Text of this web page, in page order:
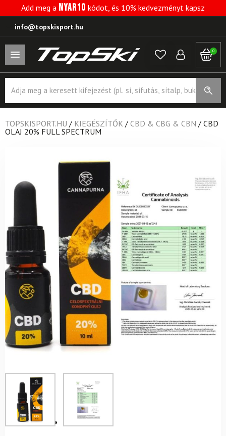
Add meg a NYAR10 kódot, és 10% kedvezményt kapsz
info@topskisport.hu
0
search
TOPSKISPORT.HU / KIEGÉSZÍTŐK / CBD & CBG & CBN / CBD
OLAJ 20% FULL SPECTRUM